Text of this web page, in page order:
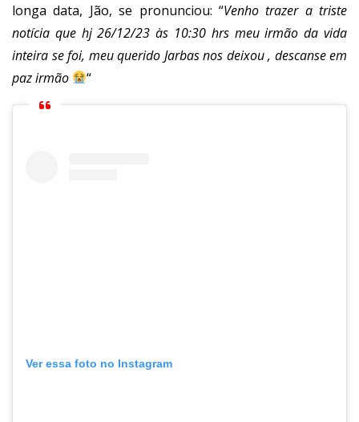
longa data, Jão, se pronunciou: “Venho trazer a triste
notícia que hj 26/12/23 às 10:30 hrs meu irmão da vida
inteira se foi, meu querido Jarbas nos deixou , descanse em
paz irmão
“
Ver essa foto no Instagram